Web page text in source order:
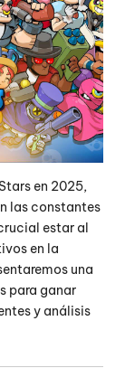
en 2025,
las constantes
estar al
en la
una
para ganar
y análisis